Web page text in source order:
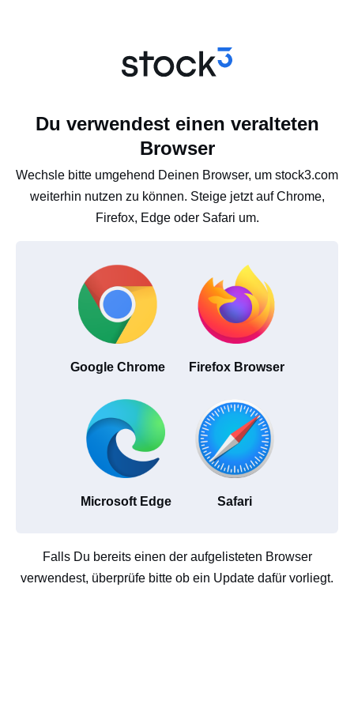
Du verwendest einen veralteten
Browser
Wechsle bitte umgehend Deinen Browser, um stock3.com
weiterhin nutzen zu können. Steige jetzt auf Chrome,
Firefox, Edge oder Safari um.
Google Chrome Firefox Browser
Microsoft Edge Safari
Falls Du bereits einen der aufgelisteten Browser
verwendest, überprüfe bitte ob ein Update dafür vorliegt.